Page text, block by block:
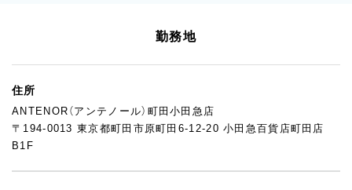
勤務地
住所
ANTENOR（アンテノール）町田小田急店
〒194-0013 東京都町田市原町田6-12-20 小田急百貨店町田店
B1F